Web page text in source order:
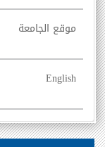
موقع الجامعة
English